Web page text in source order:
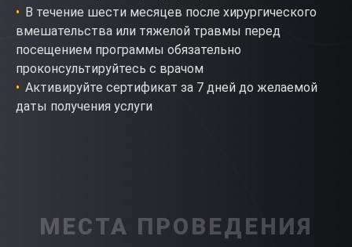
В течение шести месяцев после хирургического
вмешательства или тяжелой травмы перед
посещением программы обязательно
проконсультируйтесь с врачом
Активируйте сертификат за 7 дней до желаемой
даты получения услуги
МЕСТА ПРОВЕДЕНИЯ